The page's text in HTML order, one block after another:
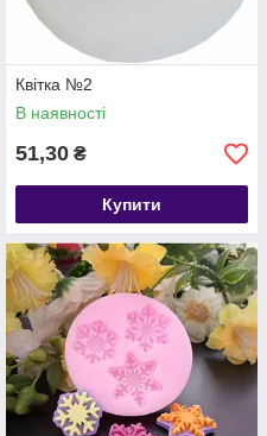
Квітка №2
В наявності
51,30 ₴
Купити